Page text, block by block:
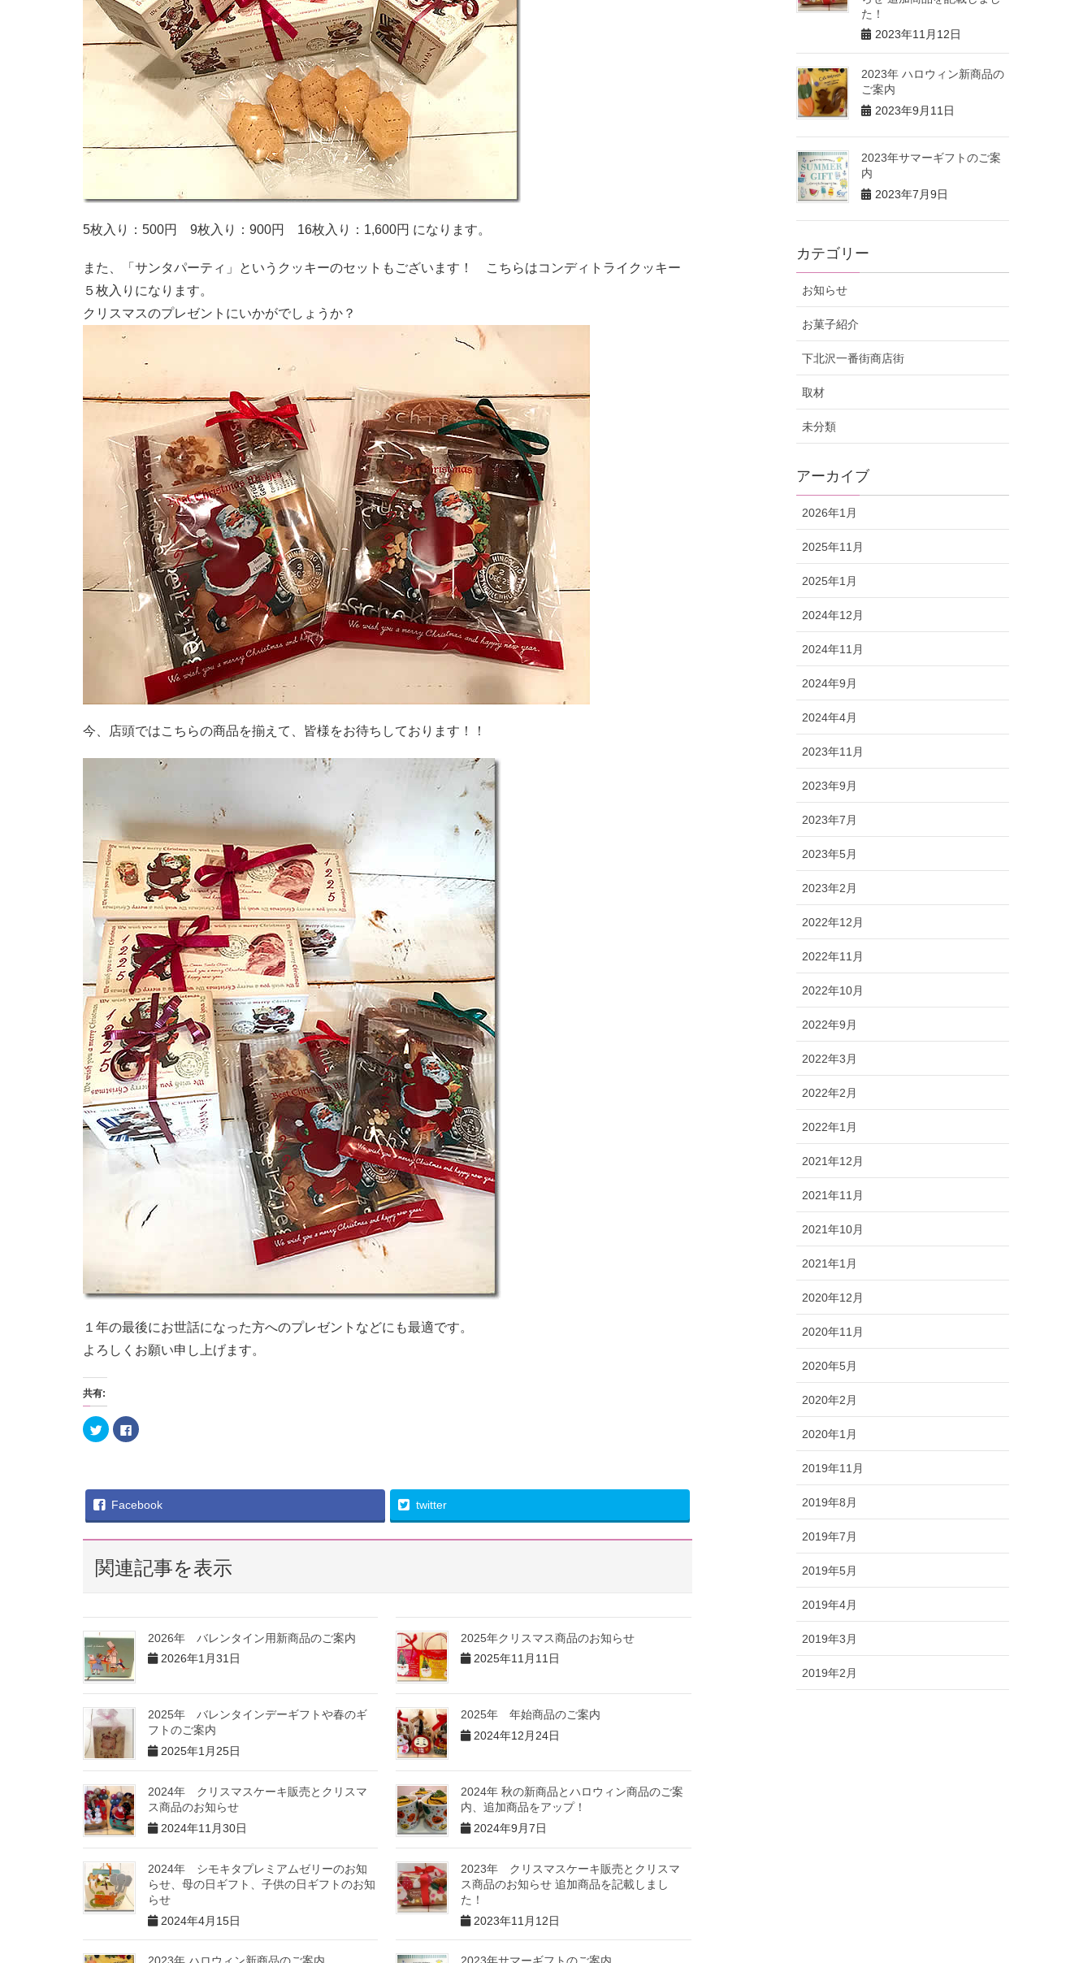
5枚入り：500円 9枚入り：900円 16枚入り：1,600円 になります。
また、「サンタパーティ」というクッキーのセットもございます！ こちらはコンディトライクッキー
５枚入りになります。
クリスマスのプレゼントにいかがでしょうか？
今、店頭ではこちらの商品を揃えて、皆様をお待ちしております！！
１年の最後にお世話になった方へのプレゼントなどにも最適です。
よろしくお願い申し上げます。
共有:
ク
リ
i
t
t
r
共
有
ウ
ィ
ン
ド
ウ
で
開
す
)
F
a
で
有
る
は
ク
リ
て
く
だ
い
新
ウ
で
開
ま
す
)
Facebook twitter
関連記事を表示
2026年 バレンタイン用新商品のご案内
2026年1月31日
2025年クリスマス商品のお知らせ
2025年11月11日
2025年 バレンタインデーギフトや春のギ
フトのご案内
2025年1月25日
2025年 年始商品のご案内
2024年12月24日
2024年 クリスマスケーキ販売とクリスマ
ス商品のお知らせ
2024年11月30日
2024年 秋の新商品とハロウィン商品のご案
内、追加商品をアップ！
2024年9月7日
2024年 シモキタプレミアムゼリーのお知
らせ、母の日ギフト、子供の日ギフトのお知
らせ
2024年4月15日
2023年 クリスマスケーキ販売とクリスマ
ス商品のお知らせ 追加商品を記載しまし
た！
2023年11月12日
2023年 ハロウィン新商品のご案内 2023年サマーギフトのご案内
た！
2023年11月12日
2023年 ハロウィン新商品の
ご案内
2023年9月11日
2023年サマーギフトのご案
内
2023年7月9日
カテゴリー
お知らせ
お菓子紹介
下北沢一番街商店街
取材
未分類
アーカイブ
2026年1月
2025年11月
2025年1月
2024年12月
2024年11月
2024年9月
2024年4月
2023年11月
2023年9月
2023年7月
2023年5月
2023年2月
2022年12月
2022年11月
2022年10月
2022年9月
2022年3月
2022年2月
2022年1月
2021年12月
2021年11月
2021年10月
2021年1月
2020年12月
2020年11月
2020年5月
2020年2月
2020年1月
2019年11月
2019年8月
2019年7月
2019年5月
2019年4月
2019年3月
2019年2月